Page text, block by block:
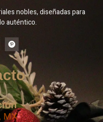
nobles, diseñadas para
auténtico.
MX